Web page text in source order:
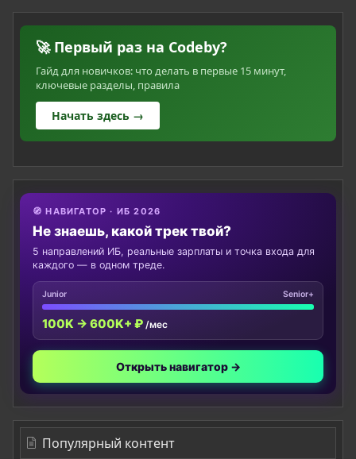
🚀 Первый раз на Codeby?
Гайд для новичков: что делать в первые 15 минут,
ключевые разделы, правила
Начать здесь →
🧭 НАВИГАТОР · ИБ 2026
Не знаешь, какой трек твой?
5 направлений ИБ, реальные зарплаты и точка входа для
каждого — в одном треде.
Junior Senior+
100K → 600K+ ₽ /мес
Открыть навигатор →
Популярный контент